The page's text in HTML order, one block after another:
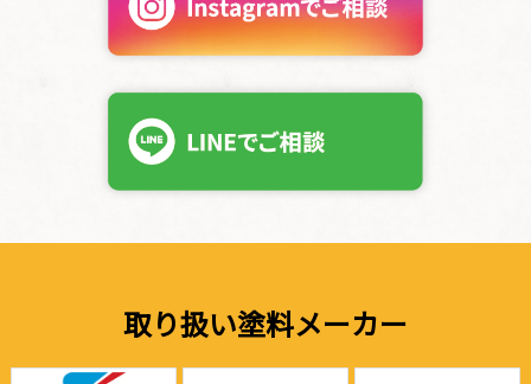
取り扱い塗料メーカー